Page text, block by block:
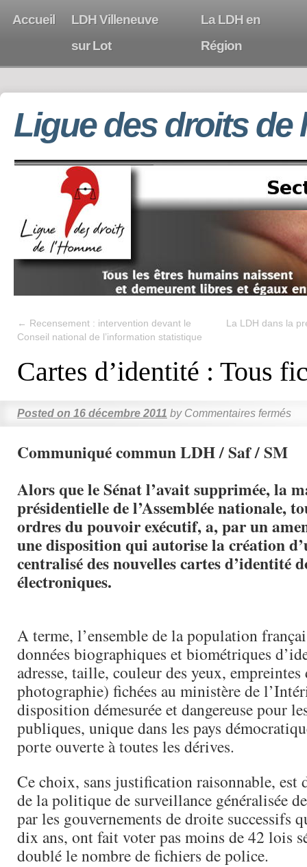
Accueil
LDH Villeneuve
sur Lot
La LDH en
Région
Ligue des droits de
← Recensement : intervention devant le
Conseil national de l’information statistique
La LDH dans la
Cartes d’identité : Tous
Posted on 16 décembre 2011 by Commentaires fermés
Communiqué commun LDH / Saf / SM
Alors que le Sénat l’avait supprimée, la
présidentielle de l’Assemblée nationale,
ordres du pouvoir exécutif, a, par un
une disposition qui autorise la création
centralisé des nouvelles cartes d’identité
électroniques.
A terme, l’ensemble de la population
données biographiques et biométriques
adresse, taille, couleur des yeux,
photographie) fichées au ministère de
disposition démesurée et dangereuse pour
publiques, unique dans les pays
porte ouverte à toutes les dérives.
Ce choix, sans justification raisonnable, est
de la politique de surveillance généralisée
par les gouvernements de droite successifs
dix ans, ont fait voter pas moins de 42 lois
doublé le nombre de fichiers de police.